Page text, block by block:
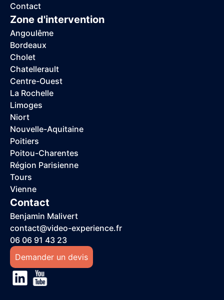
Contact
Zone d'intervention
Angoulême
Bordeaux
Cholet
Chatellerault
Centre-Ouest
La Rochelle
Limoges
Niort
Nouvelle-Aquitaine
Poitiers
Poitou-Charentes
Région Parisienne
Tours
Vienne
Contact
Benjamin Malivert
contact@video-experience.fr
06 06 91 43 23
Demander un devis